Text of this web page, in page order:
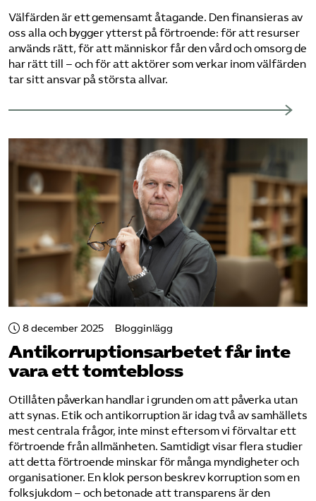
Välfärden är ett gemensamt åtagande. Den finansieras av
oss alla och bygger ytterst på förtroende: för att resurser
används rätt, för att människor får den vård och omsorg de
har rätt till – och för att aktörer som verkar inom välfärden
tar sitt ansvar på största allvar.
8 december 2025 Blogginlägg
Antikorruptions­arbetet får inte
vara ett tomtebloss
Otillåten påverkan handlar i grunden om att påverka utan
att synas. Etik och antikorruption är idag två av samhällets
mest centrala frågor, inte minst eftersom vi förvaltar ett
förtroende från allmänheten. Samtidigt visar flera studier
att detta förtroende minskar för många myndigheter och
organisationer. En klok person beskrev korruption som en
folksjukdom – och betonade att transparens är den